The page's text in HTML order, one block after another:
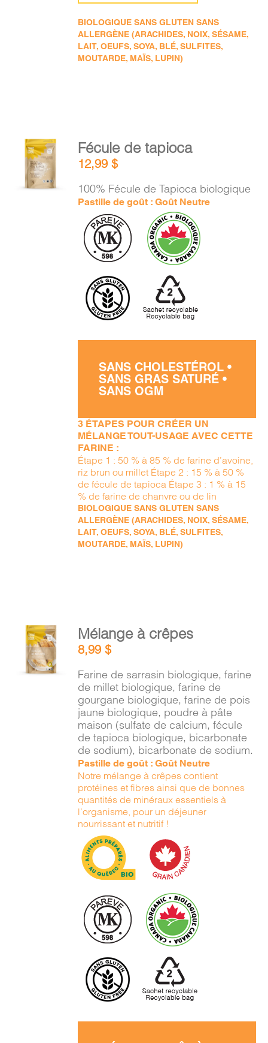
BIOLOGIQUE SANS GLUTEN SANS
ALLERGÈNE (ARACHIDES, NOIX, SÉSAME,
LAIT, OEUFS, SOYA, BLÉ, SULFITES,
MOUTARDE, MAÏS, LUPIN)
AJOUTER
AU
PANIER
/
DÉTAILS
Fécule de tapioca
12,99$
100% Fécule de Tapioca biologique
Pastille de goût : Goût Neutre
SANS CHOLESTÉROL •
SANS GRAS SATURÉ •
SANS OGM
3 ÉTAPES POUR CRÉER UN
MÉLANGE TOUT-USAGE AVEC CETTE
FARINE :
Étape 1 : 50 % à 85 % de farine d’avoine,
riz brun ou millet Étape 2 : 15 % à 50 %
de fécule de tapioca Étape 3 : 1 % à 15
% de farine de chanvre ou de lin
BIOLOGIQUE SANS GLUTEN SANS
ALLERGÈNE (ARACHIDES, NOIX, SÉSAME,
LAIT, OEUFS, SOYA, BLÉ, SULFITES,
MOUTARDE, MAÏS, LUPIN)
AJOUTER
AU
PANIER
/
Mélange à crêpes
8,99$
Farine de sarrasin biologique, farine
de millet biologique, farine de
gourgane biologique, farine de pois
jaune biologique, poudre à pâte
maison (sulfate de calcium, fécule
de tapioca biologique, bicarbonate
de sodium), bicarbonate de sodium.
Pastille de goût : Goût Neutre
Notre mélange à crêpes contient
protéines et fibres ainsi que de bonnes
quantités de minéraux essentiels à
l’organisme, pour un déjeuner
nourrissant et nutritif !